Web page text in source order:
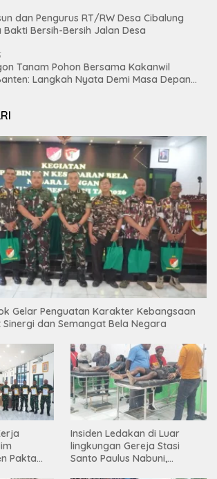
dan Pengurus RT/RW Desa Cibalung
Bakti Bersih-Bersih Jalan Desa
Tanam Pohon Bersama Kakanwil
Langkah Nyata Demi Masa Depan
Gelar Penguatan Karakter Kebangsaan
Sinergi dan Semangat Bela Negara
Pakta
Insiden Ledakan di Luar
lingkungan Gereja Stasi
Santo Paulus Nabuni,